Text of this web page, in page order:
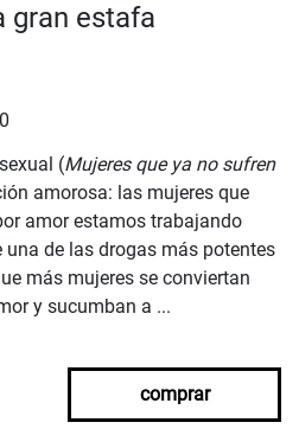
gran estafa
(Mujeres que ya no sufren
amorosa: las mujeres que
amor estamos trabajando
una de las drogas más potentes
más mujeres se conviertan
y sucumban a ...
comprar